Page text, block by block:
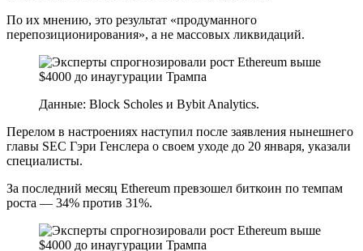
По их мнению, это результат «продуманного
перепозиционирования», а не массовых ликвидаций.
Данные: Block Scholes и Bybit Analytics.
Перелом в настроениях наступил после заявления нынешнего
главы SEC Гэри Генслера о своем уходе до 20 января, указали
специалисты.
За последний месяц Ethereum превзошел биткоин по темпам
роста — 34% против 31%.